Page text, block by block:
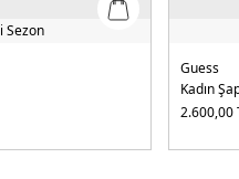
Sezon
Guess
Kadın
2.600,00